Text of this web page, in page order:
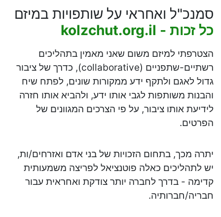
סמנכ"ל ואחראי על שותפויות במיזם
כל זכות - kolzchut.org.il
הצטרפתי למיזם משום שאני מאמין בתהליכים
רשתיים-שתפניים (collaborative), כדרך של ציבור
גדול לאגם ולתקף ידע ממקורות שונים, לפתח שיח
והבנות משותפות לגבי אותו ידע, ולהביא אותו חזרה
לידיעת אותו ציבור, על פי הצרכים המגוונים של
הפרטים.
יתרה מכך, בתחום הזכויות של בני אדם ואזרחים/ות,
יש לתהליכים כאלה פוטנציאל לפריצה משמעותית
קדימה - בדרך לחברה יותר צודקת ואחראית עבור
חבריה/חברותיה.